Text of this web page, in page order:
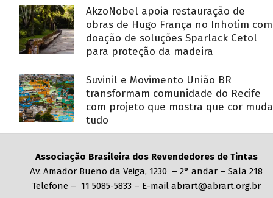
AkzoNobel apoia restauração de
obras de Hugo França no Inhotim com
doação de soluções Sparlack Cetol
para proteção da madeira
Suvinil e Movimento União BR
transformam comunidade do Recife
com projeto que mostra que cor muda
tudo
Associação Brasileira dos Revendedores de Tintas
Av. Amador Bueno da Veiga, 1230 – 2° andar – Sala 218
Telefone – 11 5085-5833 – E-mail abrart@abrart.org.br